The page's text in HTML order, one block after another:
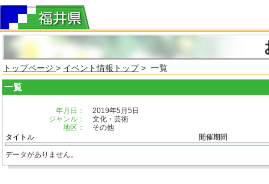
トップページ > イベント情報トップ> 一覧
一覧
年月日：
2019年5月5日
ジャンル：
文化・芸術
地区：
その他
タイトル
開催期間
データがありません。